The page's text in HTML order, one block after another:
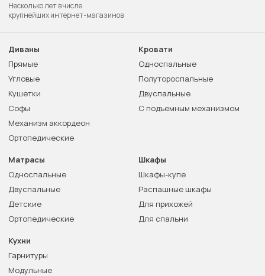
Несколько лет в числе
крупнейших интернет-магазинов
Диваны
Прямые
Угловые
Кушетки
Софы
Механизм аккордеон
Ортопедические
Кровати
Односпальные
Полутороспальные
Двуспальные
С подъемным механизмом
Матрасы
Односпальные
Двуспальные
Детские
Ортопедические
Шкафы
Шкафы-купе
Распашные шкафы
Для прихожей
Для спальни
Кухни
Гарнитуры
Модульные